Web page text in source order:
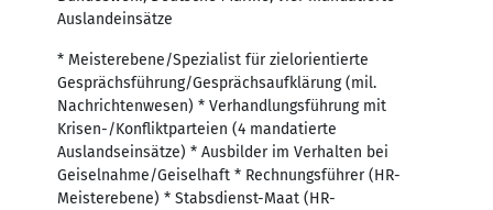
Auslandeinsätze
* Meisterebene/Spezialist für zielorientierte
Gesprächsführung/Gesprächsaufklärung (mil.
Nachrichtenwesen) * Verhandlungsführung mit
Krisen-/Konfliktparteien (4 mandatierte
Auslandseinsätze) * Ausbilder im Verhalten bei
Geiselnahme/Geiselhaft * Rechnungsführer (HR-
Meisterebene) * Stabsdienst-Maat (HR-